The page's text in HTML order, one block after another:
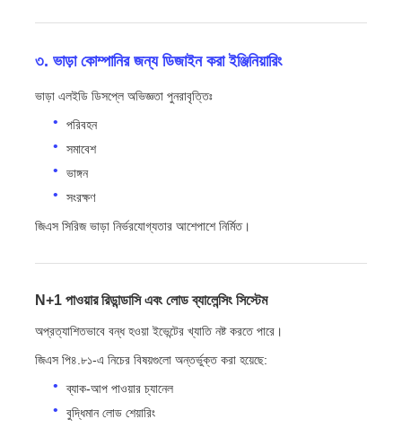
৩. ভাড়া কোম্পানির জন্য ডিজাইন করা ইঞ্জিনিয়ারিং
ভাড়া এলইডি ডিসপ্লে অভিজ্ঞতা পুনরাবৃত্তিঃ
পরিবহন
সমাবেশ
ভাঙ্গন
সংরক্ষণ
জিএস সিরিজ ভাড়া নির্ভরযোগ্যতার আশেপাশে নির্মিত।
N+1 পাওয়ার রিডান্ডাসি এবং লোড ব্যালেন্সিং সিস্টেম
অপ্রত্যাশিতভাবে বন্ধ হওয়া ইভেন্টের খ্যাতি নষ্ট করতে পারে।
জিএস পি৪.৮১-এ নিচের বিষয়গুলো অন্তর্ভুক্ত করা হয়েছে:
ব্যাক-আপ পাওয়ার চ্যানেল
বুদ্ধিমান লোড শেয়ারিং